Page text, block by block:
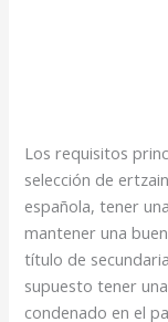
Los requisitos
selección de
española, tener
mantener una
título de
supuesto tener
condenado en el